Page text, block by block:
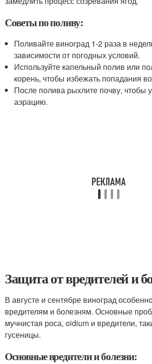
Советы по поливу:
Поливайте виноград 1-2 раза в
зависимости от погодных условий.
Используйте капельный полив или
корень, чтобы избежать попадания
После полива рыхлите почву, чтобы
аэрацию.
Защита от вредителей и
В августе и сентябре виноград
вредителям и болезням. Основные
мучнистая роса, oidium и вредители,
гусеницы.
Основные вредители и болезни: